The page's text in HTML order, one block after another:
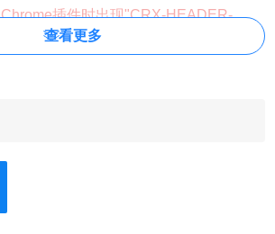
插件时出现"CRX-HEADER-
即可解决查看更多